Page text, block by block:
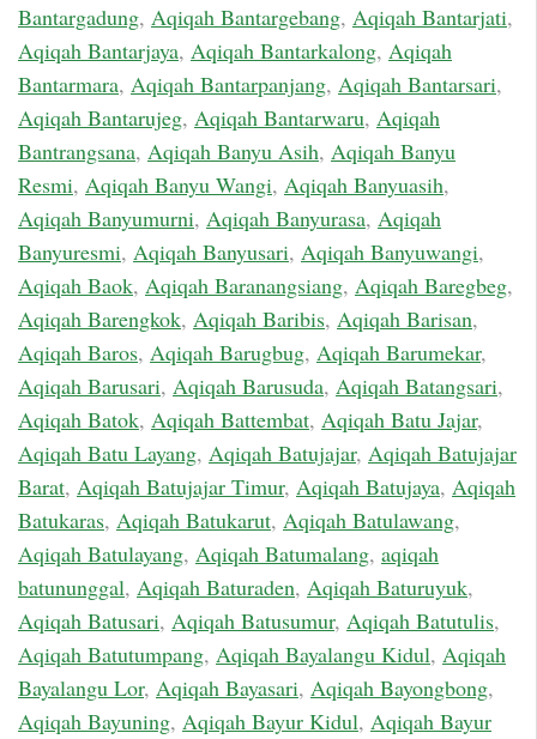
Bantargadung, Aqiqah Bantargebang, Aqiqah Bantarjati,
Aqiqah Bantarjaya, Aqiqah Bantarkalong, Aqiqah
Bantarmara, Aqiqah Bantarpanjang, Aqiqah Bantarsari,
Aqiqah Bantarujeg, Aqiqah Bantarwaru, Aqiqah
Bantrangsana, Aqiqah Banyu Asih, Aqiqah Banyu
Resmi, Aqiqah Banyu Wangi, Aqiqah Banyuasih,
Aqiqah Banyumurni, Aqiqah Banyurasa, Aqiqah
Banyuresmi, Aqiqah Banyusari, Aqiqah Banyuwangi,
Aqiqah Baok, Aqiqah Baranangsiang, Aqiqah Baregbeg,
Aqiqah Barengkok, Aqiqah Baribis, Aqiqah Barisan,
Aqiqah Baros, Aqiqah Barugbug, Aqiqah Barumekar,
Aqiqah Barusari, Aqiqah Barusuda, Aqiqah Batangsari,
Aqiqah Batok, Aqiqah Battembat, Aqiqah Batu Jajar,
Aqiqah Batu Layang, Aqiqah Batujajar, Aqiqah Batujajar
Barat, Aqiqah Batujajar Timur, Aqiqah Batujaya, Aqiqah
Batukaras, Aqiqah Batukarut, Aqiqah Batulawang,
Aqiqah Batulayang, Aqiqah Batumalang, aqiqah
batununggal, Aqiqah Baturaden, Aqiqah Baturuyuk,
Aqiqah Batusari, Aqiqah Batusumur, Aqiqah Batutulis,
Aqiqah Batutumpang, Aqiqah Bayalangu Kidul, Aqiqah
Bayalangu Lor, Aqiqah Bayasari, Aqiqah Bayongbong,
Aqiqah Bayuning, Aqiqah Bayur Kidul, Aqiqah Bayur